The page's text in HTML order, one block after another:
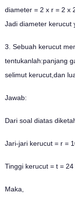
diameter = 2 x r = 2 x
Jadi diameter kerucut
3. Sebuah kerucut
tentukanlah:panjang
selimut kerucut,dan
Jawab:
Dari soal diatas
Jari-jari kerucut = r =
Tinggi kerucut = t = 24
Maka,